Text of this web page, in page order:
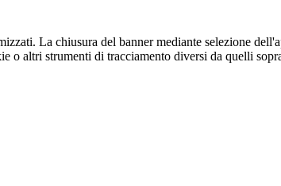
La chiusura del banner mediante selezione
o altri strumenti di tracciamento diversi da quelli